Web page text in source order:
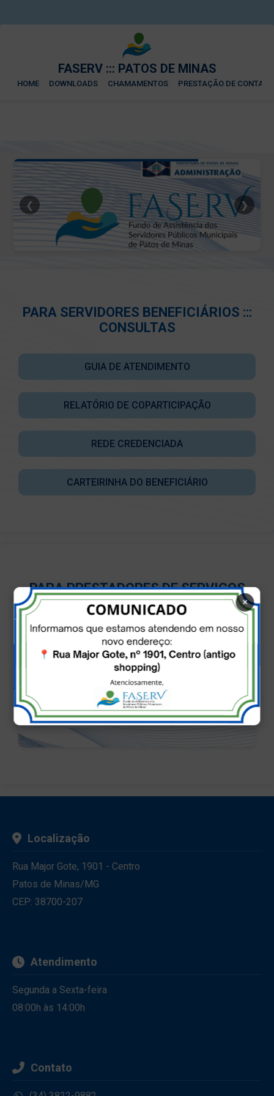
×
FASERV ::: PATOS DE MINAS
HOME DOWNLOADS CHAMAMENTOS PRESTAÇÃO DE CONTAS
❮ ❯
PARA SERVIDORES BENEFICIÁRIOS :::
CONSULTAS
GUIA DE ATENDIMENTO
RELATÓRIO DE COPARTICIPAÇÃO
REDE CREDENCIADA
CARTEIRINHA DO BENEFICIÁRIO
PARA PRESTADORES DE SERVIÇOS
CREDENCIADOS
SOLICITAR CRIAÇÃO DE USUÁRIO NO SISTEMA
FASERV
PORTAL DO SISTEMA WEB FASERV
Localização
Rua Major Gote, 1901 - Centro
Patos de Minas/MG
CEP: 38700-207
Atendimento
Segunda a Sexta-feira
08:00h às 14:00h
Contato